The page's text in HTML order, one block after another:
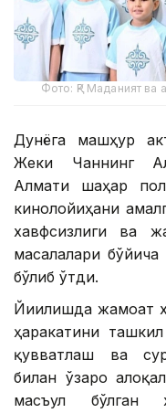
Фото: ҚР Маданият ва
Дунёга машҳур
Жеки Чаннинг
Алмати шаҳар
кинолойиҳани
хавфсизлиги ва
масалалари
бўлиб ўтди.
Йиғилишда жамоат
ҳаракатини
қувватлаш ва
билан ўзаро
масъул бўлган